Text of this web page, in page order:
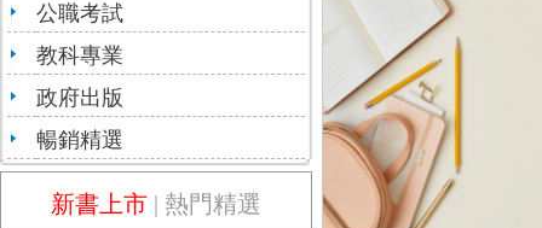
公職考試
教科專業
政府出版
暢銷精選
新書上市 | 熱門精選